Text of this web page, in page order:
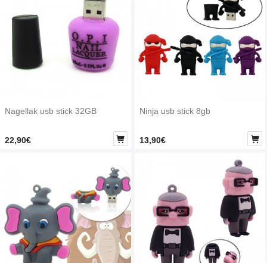
Nagellak usb stick 32GB
22,90€ 
Ninja usb stick 8gb
13,90€ 